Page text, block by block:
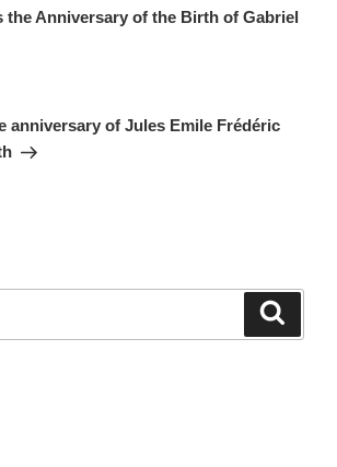
the Anniversary of the Birth of Gabriel
anniversary of Jules Emile Frédéric